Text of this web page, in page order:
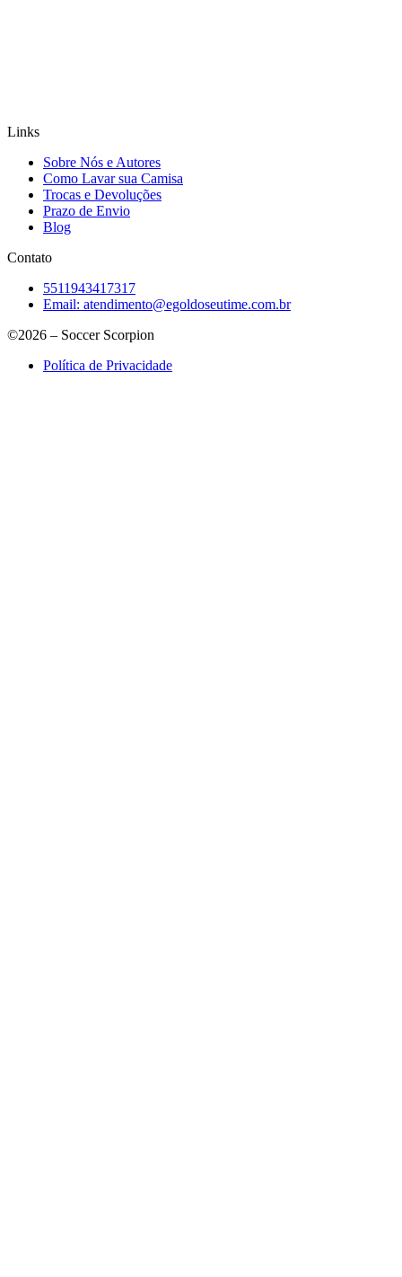
Links
Sobre Nós e Autores
Como Lavar sua Camisa
Trocas e Devoluções
Prazo de Envio
Blog
Contato
5511943417317
Email: atendimento@egoldoseutime.com.br
©2026 – Soccer Scorpion
Política de Privacidade